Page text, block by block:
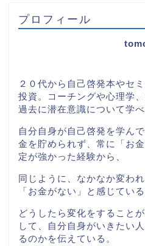
プロフィール
２０代から自己啓発本やセ
投資。コーチングや心理学
過去に潜在意識について学べ
自分自身が自己啓発を学ん
金を貯められず、常に「お
定が強かった経験から、
同じように、なかなか変わ
「お金がない」と感じてい
どうしたら変化をすること
して、自分自身がいきたい
るのかを伝えている。